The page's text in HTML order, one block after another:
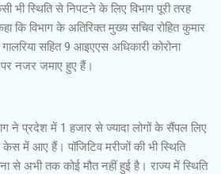
भी स्थिति से निपटने के लिए विभाग पूरी तरह
कि विभाग के अतिरिक्त मुख्य सचिव रोहित कुमार
सहित 9 आइएएस अधिकारी कोरोना
पर नजर जमाए हुए हैं।
ने प्रदेश में 1 हजार से ज्यादा लोगों के सैंपल लिए
में आए हैं। पॉजिटिव मरीजों की भी स्थिति
से अभी तक कोई मौत नहीं हुई है। राज्य में स्थिति